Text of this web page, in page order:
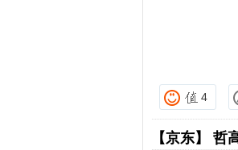
4
【京东】 哲